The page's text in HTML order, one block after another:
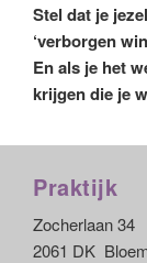
Stel dat je
‘verborgen
En als je het
krijgen die je
Praktijk
Zocherlaan 34
2061 DK